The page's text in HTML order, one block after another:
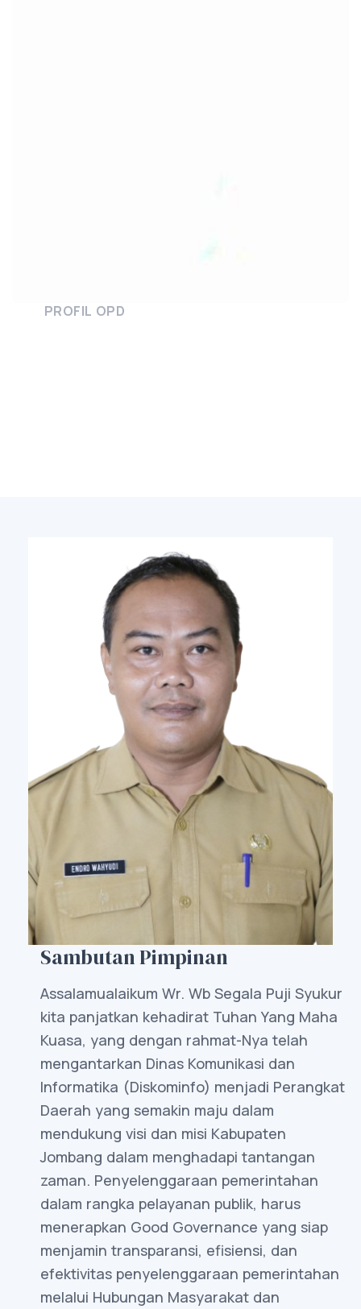
PROFIL OPD
Sambutan Pimpinan
Assalamualaikum Wr. Wb Segala Puji Syukur
kita panjatkan kehadirat Tuhan Yang Maha
Kuasa, yang dengan rahmat-Nya telah
mengantarkan Dinas Komunikasi dan
Informatika (Diskominfo) menjadi Perangkat
Daerah yang semakin maju dalam
mendukung visi dan misi Kabupaten
Jombang dalam menghadapi tantangan
zaman. Penyelenggaraan pemerintahan
dalam rangka pelayanan publik, harus
menerapkan Good Governance yang siap
menjamin transparansi, efisiensi, dan
efektivitas penyelenggaraan pemerintahan
melalui Hubungan Masyarakat dan